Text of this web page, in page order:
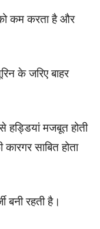
कम करता है और
के जरिए बाहर
मजबूत होती
साबित होता
बनी रहती है।